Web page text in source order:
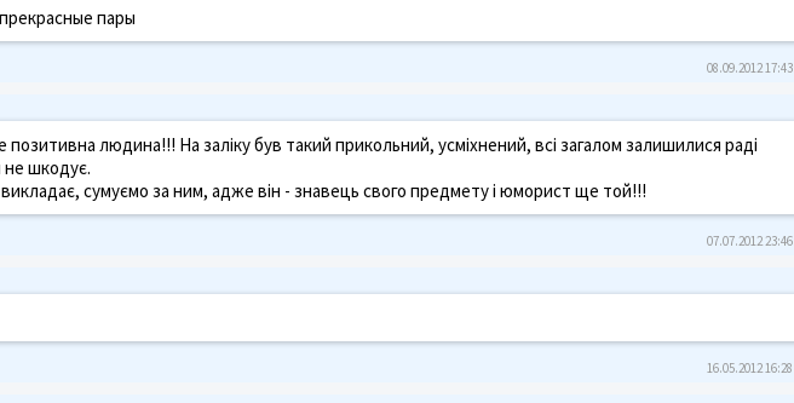
пары
08.09.2012 17:43
людина!!! На заліку був такий прикольний, усміхнений, всі загалом залишилися раді
не шкодує.
сумуємо за ним, адже він - знавець свого предмету і юморист ще той!!!
07.07.2012 23:46
16.05.2012 16:28